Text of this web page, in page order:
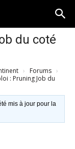
du coté
› Forums ›
: Pruning Job du
mis à jour pour la